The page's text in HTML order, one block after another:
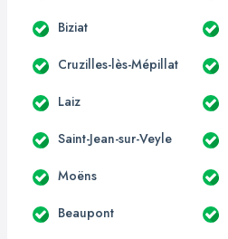
Biziat
Cruzilles-lès-Mépillat
Laiz
Saint-Jean-sur-Veyle
Moëns
Beaupont